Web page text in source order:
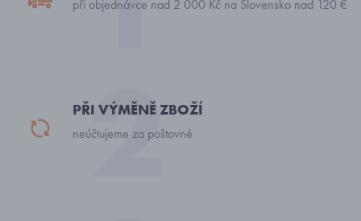
při objednávce nad 2 000 Kč na Slovensko nad 120 €
PŘI VÝMĚNĚ ZBOŽÍ
neúčtujeme za poštovné